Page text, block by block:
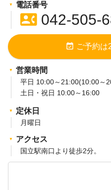
電話番号
contact_phone042-505-
event_available ご予約は
営業時間
平日 10:00～21:00(10:00～
土日・祝日 10:00～16:00
定休日
月曜日
アクセス
国立駅南口より徒歩2分。